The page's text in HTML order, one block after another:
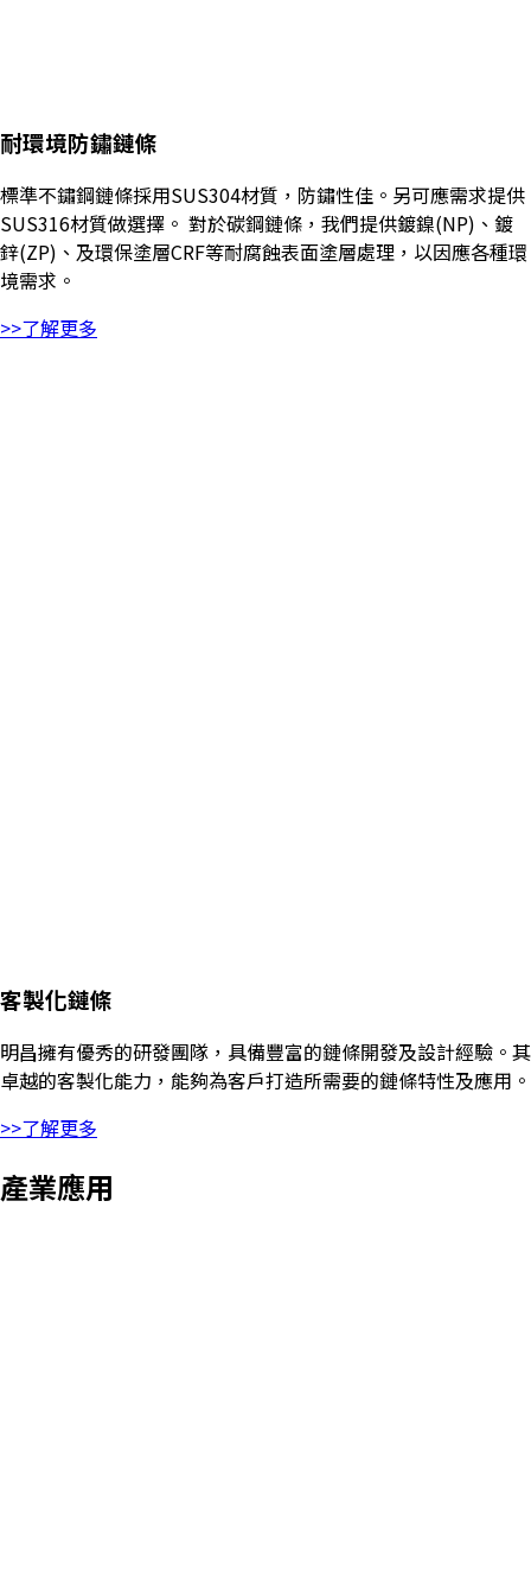
耐環境防鏽鏈條
標準不鏽鋼鏈條採用SUS304材質，防鏽性佳。另可應需求提供
SUS316材質做選擇。 對於碳鋼鏈條，我們提供鍍鎳(NP)、鍍
鋅(ZP)、及環保塗層CRF等耐腐蝕表面塗層處理，以因應各種環
境需求。
>>了解更多
客製化鏈條
明昌擁有優秀的研發團隊，具備豐富的鏈條開發及設計經驗。其
卓越的客製化能力，能夠為客戶打造所需要的鏈條特性及應用。
>>了解更多
產業應用